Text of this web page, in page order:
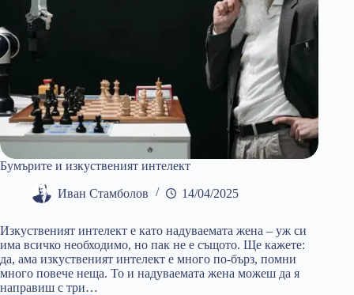
Бумърите и изкуственият интелект
Иван Стамболов 14/04/2025
Изкуственият интелект е като надуваемата жена – уж си
има всичко необходимо, но пак не е същото. Ще кажете:
да, ама изкуственият интелект е много по-бърз, помни
много повече неща. То и надуваемата жена можеш да я
направиш с три…